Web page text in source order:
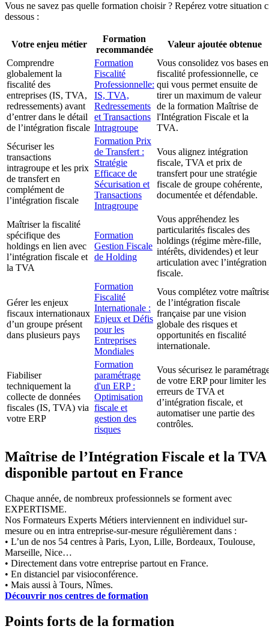
Vous ne savez pas quelle formation choisir ? Repérez votre situation
dessous :
Votre enjeu métier
Formation
recommandée
Valeur ajoutée obtenue
Comprendre
globalement la
fiscalité des
entreprises (IS, TVA,
redressements) avant
d’entrer dans le détail
de l’intégration fiscale
Formation
Fiscalité
Professionnelle:
IS, TVA,
Redressements
et Transactions
Intragroupe
Vous consolidez vos bases en
fiscalité professionnelle, ce
qui vous permet ensuite de
tirer un maximum de valeur
de la formation Maîtrise de
l'Intégration Fiscale et la
TVA.
Sécuriser les
transactions
intragroupe et les prix
de transfert en
complément de
l’intégration fiscale
Formation Prix
de Transfert :
Stratégie
Efficace de
Sécurisation et
Transactions
Intragroupe
Vous alignez intégration
fiscale, TVA et prix de
transfert pour une stratégie
fiscale de groupe cohérente,
documentée et défendable.
Maîtriser la fiscalité
spécifique des
holdings en lien avec
l’intégration fiscale et
la TVA
Formation
Gestion Fiscale
de Holding
Vous appréhendez les
particularités fiscales des
holdings (régime mère-fille,
intérêts, dividendes) et leur
articulation avec l’intégration
fiscale.
Gérer les enjeux
fiscaux internationaux
d’un groupe présent
dans plusieurs pays
Formation
Fiscalité
Internationale :
Enjeux et Défis
pour les
Entreprises
Mondiales
Vous complétez votre
de l’intégration fiscale
française par une vision
globale des risques et
opportunités en fiscalité
internationale.
Fiabiliser
techniquement la
collecte de données
fiscales (IS, TVA) via
votre ERP
Formation
paramétrage
d'un ERP :
Optimisation
fiscale et
gestion des
risques
Vous sécurisez le
de votre ERP pour limiter les
erreurs de TVA et
d’intégration fiscale, et
automatiser une partie des
contrôles.
Maîtrise de l’Intégration Fiscale et la TVA
disponible partout en France
Chaque année, de nombreux professionnels se forment avec
EXPERTISME.
Nos Formateurs Experts Métiers interviennent en individuel sur-
mesure ou en intra entreprise-sur-mesure régulièrement dans :
• L’un de nos 54 centres à Paris, Lyon, Lille, Bordeaux, Toulouse,
Marseille, Nice…
• Directement dans votre entreprise partout en France.
• En distanciel par visioconférence.
• Mais aussi à Tours, Nîmes.
Découvrir nos centres de formation
Points forts de la formation